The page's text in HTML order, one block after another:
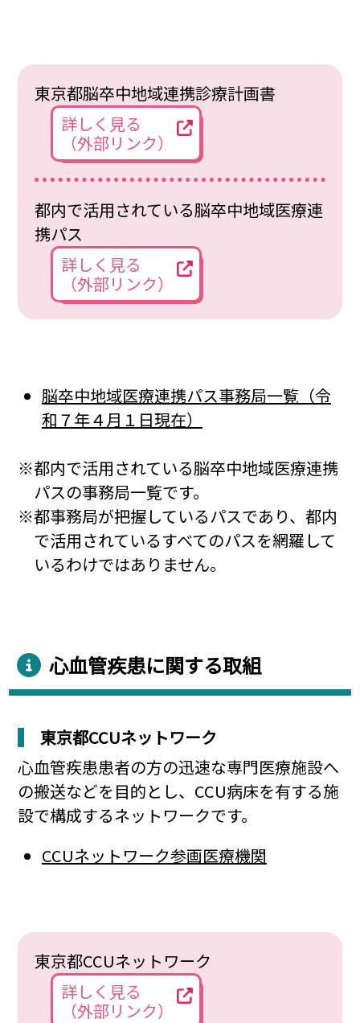
東京都脳卒中地域連携診療計画書
詳しく見る
（外部リンク）
都内で活用されている脳卒中地域医療連
携パス
詳しく見る
（外部リンク）
脳卒中地域医療連携パス事務局一覧（令
和７年４月１日現在）
都内で活用されている脳卒中地域医療連携
パスの事務局一覧です。
都事務局が把握しているパスであり、都内
で活用されているすべてのパスを網羅して
いるわけではありません。
心血管疾患に関する取組
東京都CCUネットワーク
心血管疾患患者の方の迅速な専門医療施設へ
の搬送などを目的とし、CCU病床を有する施
設で構成するネットワークです。
CCUネットワーク参画医療機関
東京都CCUネットワーク
詳しく見る
（外部リンク）